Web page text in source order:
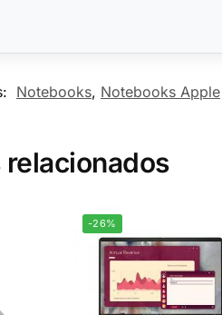
Notebooks, Notebooks Apple
-26%